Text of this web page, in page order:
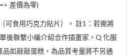
差價為零)
可食用巧克力貼片）。 註1：若需將
後聯繫小編介紹合作插畫家，Q 化服
如敲敲蛋糕，為品質考量將不另通